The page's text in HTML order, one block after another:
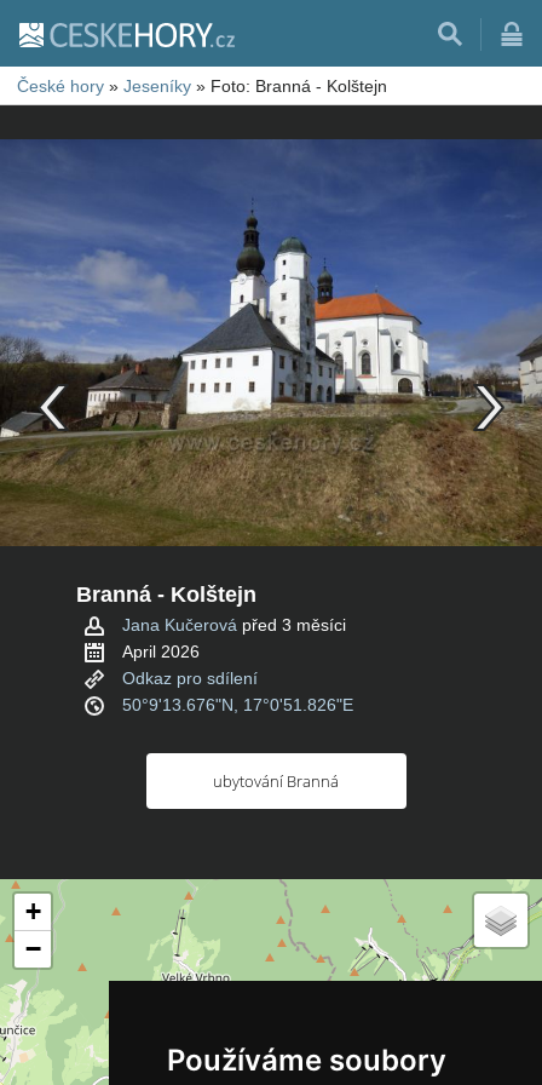
Používáme soubory
České hory » Jeseníky » Foto: Branná - Kolštejn
Branná - Kolštejn
Jana Kučerová před 3 měsíci
April 2026
Odkaz pro sdílení
50°9'13.676"N, 17°0'51.826"E
ubytování Branná
+
−